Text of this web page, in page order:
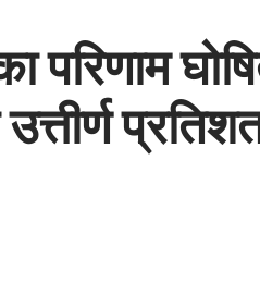
परिणाम
उत्तीर्ण